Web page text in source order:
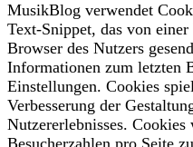
MusikBlog verwendet
Text-Snippet, das von
Browser des Nutzers
Informationen zum letzten
Einstellungen. Cookies
Verbesserung der
Nutzererlebnisses.